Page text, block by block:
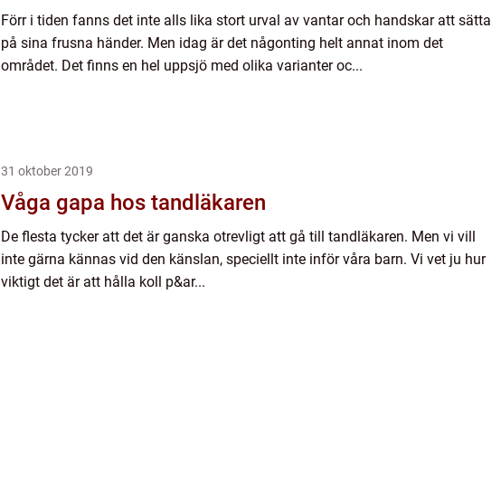
Förr i tiden fanns det inte alls lika stort urval av vantar och handskar att sätta
på sina frusna händer. Men idag är det någonting helt annat inom det
området. Det finns en hel uppsjö med olika varianter oc...
31 oktober 2019
Våga gapa hos tandläkaren
De flesta tycker att det är ganska otrevligt att gå till tandläkaren. Men vi vill
inte gärna kännas vid den känslan, speciellt inte inför våra barn. Vi vet ju hur
viktigt det är att hålla koll p&ar...